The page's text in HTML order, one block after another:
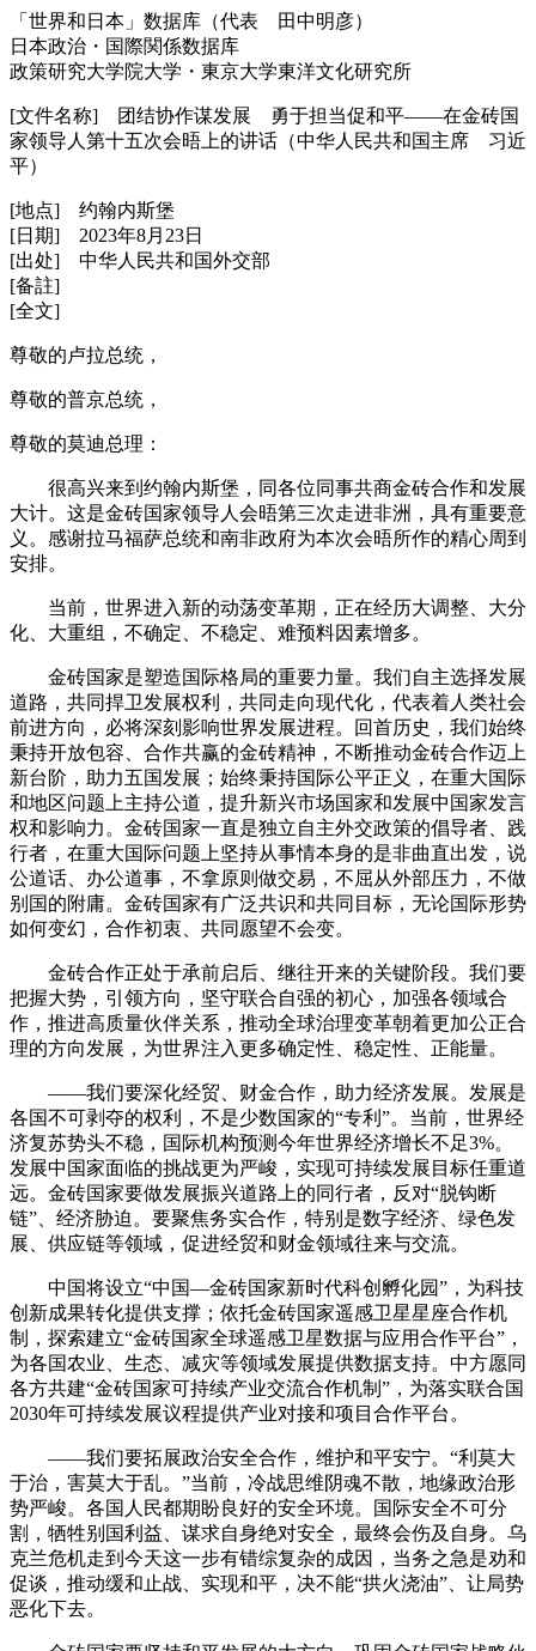
「世界和日本」数据库（代表 田中明彦）
日本政治・国際関係数据库
政策研究大学院大学・東京大学東洋文化研究所
[文件名称] 团结协作谋发展 勇于担当促和平——在金砖国
家领导人第十五次会晤上的讲话（中华人民共和国主席 习近
平）
[地点] 约翰内斯堡
[日期] 2023年8月23日
[出处] 中华人民共和国外交部
[备註]
[全文]
尊敬的卢拉总统，
尊敬的普京总统，
尊敬的莫迪总理：
很高兴来到约翰内斯堡，同各位同事共商金砖合作和发展
大计。这是金砖国家领导人会晤第三次走进非洲，具有重要意
义。感谢拉马福萨总统和南非政府为本次会晤所作的精心周到
安排。
当前，世界进入新的动荡变革期，正在经历大调整、大分
化、大重组，不确定、不稳定、难预料因素增多。
金砖国家是塑造国际格局的重要力量。我们自主选择发展
道路，共同捍卫发展权利，共同走向现代化，代表着人类社会
前进方向，必将深刻影响世界发展进程。回首历史，我们始终
秉持开放包容、合作共赢的金砖精神，不断推动金砖合作迈上
新台阶，助力五国发展；始终秉持国际公平正义，在重大国际
和地区问题上主持公道，提升新兴市场国家和发展中国家发言
权和影响力。金砖国家一直是独立自主外交政策的倡导者、践
行者，在重大国际问题上坚持从事情本身的是非曲直出发，说
公道话、办公道事，不拿原则做交易，不屈从外部压力，不做
别国的附庸。金砖国家有广泛共识和共同目标，无论国际形势
如何变幻，合作初衷、共同愿望不会变。
金砖合作正处于承前启后、继往开来的关键阶段。我们要
把握大势，引领方向，坚守联合自强的初心，加强各领域合
作，推进高质量伙伴关系，推动全球治理变革朝着更加公正合
理的方向发展，为世界注入更多确定性、稳定性、正能量。
——我们要深化经贸、财金合作，助力经济发展。发展是
各国不可剥夺的权利，不是少数国家的“专利”。当前，世界经
济复苏势头不稳，国际机构预测今年世界经济增长不足3%。
发展中国家面临的挑战更为严峻，实现可持续发展目标任重道
远。金砖国家要做发展振兴道路上的同行者，反对“脱钩断
链”、经济胁迫。要聚焦务实合作，特别是数字经济、绿色发
展、供应链等领域，促进经贸和财金领域往来与交流。
中国将设立“中国—金砖国家新时代科创孵化园”，为科技
创新成果转化提供支撑；依托金砖国家遥感卫星星座合作机
制，探索建立“金砖国家全球遥感卫星数据与应用合作平台”，
为各国农业、生态、减灾等领域发展提供数据支持。中方愿同
各方共建“金砖国家可持续产业交流合作机制”，为落实联合国
2030年可持续发展议程提供产业对接和项目合作平台。
——我们要拓展政治安全合作，维护和平安宁。“利莫大
于治，害莫大于乱。”当前，冷战思维阴魂不散，地缘政治形
势严峻。各国人民都期盼良好的安全环境。国际安全不可分
割，牺牲别国利益、谋求自身绝对安全，最终会伤及自身。乌
克兰危机走到今天这一步有错综复杂的成因，当务之急是劝和
促谈，推动缓和止战、实现和平，决不能“拱火浇油”、让局势
恶化下去。